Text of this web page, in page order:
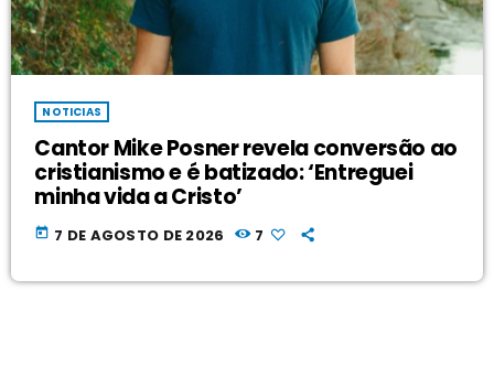
NOTICIAS
Cantor Mike Posner revela conversão ao
cristianismo e é batizado: ‘Entreguei
minha vida a Cristo’
today 7 DE AGOSTO DE 2026 7